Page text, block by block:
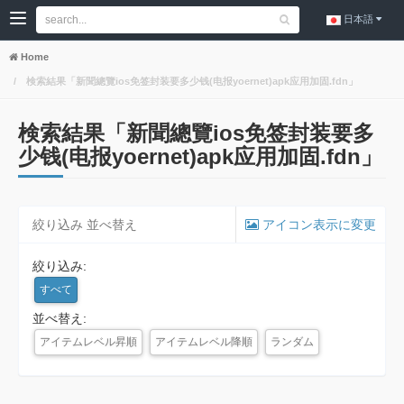
日本語
Home
検索結果「新聞總覽ios免签封装要多少钱(电报yoernet)apk应用加固.fdn」
検索結果「新聞總覽ios免签封装要多
少钱(电报yoernet)apk应用加固.fdn」
絞り込み 並べ替え アイコン表示に変更
絞り込み:
すべて
並べ替え:
アイテムレベル昇順 アイテムレベル降順 ランダム